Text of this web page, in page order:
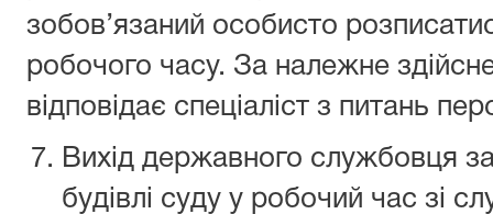
зобов’язаний особисто
робочого часу. За належне
відповідає спеціаліст з питань
Вихід державного службовця
будівлі суду у робочий час зі